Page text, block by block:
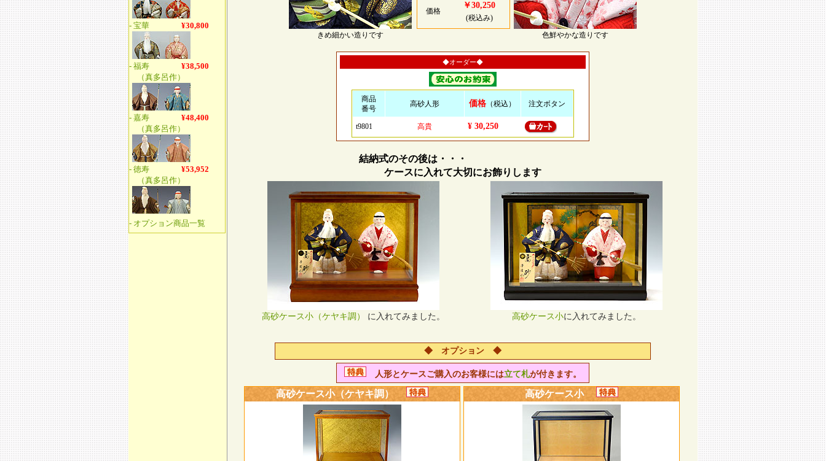
価格
￥30,250
(税込み)
きめ細かい造りです
色鮮やかな造りです
◆オーダー◆
商品
番号
高砂人形 価格 （税込） 注文ボタン
t9801 高貴 ¥ 30,250
結納式のその後は・・・
ケースに入れて大切にお飾りします
高砂ケース小（ケヤキ調） に入れてみました。 高砂ケース小に入れてみました。
◆ オプション ◆
人形とケースご購入のお客様には立て札が付きます。
高砂ケース小（ケヤキ調） 高砂ケース小